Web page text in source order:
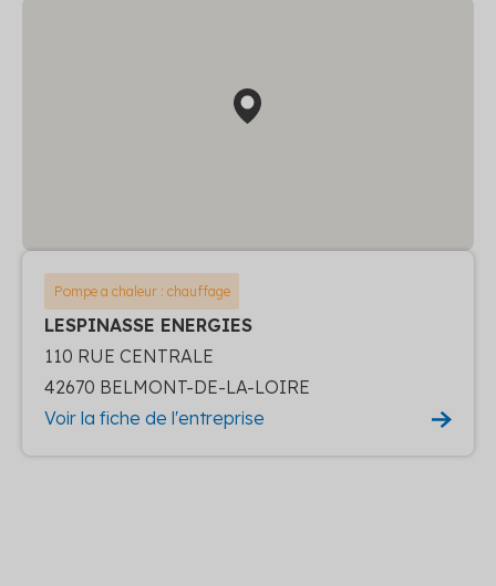
Pompe a chaleur : chauffage
LESPINASSE ENERGIES
110 RUE CENTRALE
42670 BELMONT-DE-LA-LOIRE
Voir la fiche de l'entreprise